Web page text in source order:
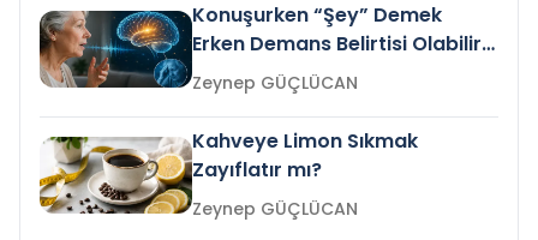
Konuşurken “Şey” Demek
Erken Demans Belirtisi Olabilir
mi?
Zeynep GÜÇLÜCAN
Kahveye Limon Sıkmak
Zayıflatır mı?
Zeynep GÜÇLÜCAN